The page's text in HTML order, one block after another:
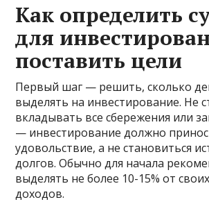
Как определить
для
поставить цели
Первый шаг — решить, сколько
выделять на инвестирование. Не
вкладывать все сбережения или
— инвестирование должно
удовольствие, а не становиться
долгов. Обычно для начала
выделять не более 10-15% от
доходов.